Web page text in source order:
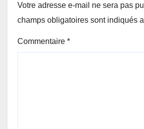
Votre adresse e-mail ne sera pas
champs obligatoires sont indiqués
Commentaire *